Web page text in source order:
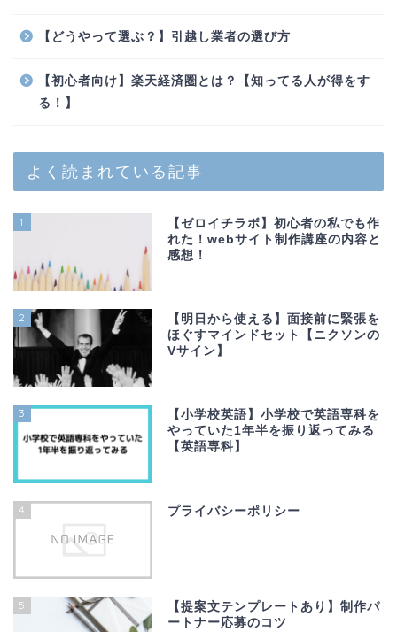
【どうやって選ぶ？】引越し業者の選び方
【初心者向け】楽天経済圏とは？【知ってる人が得をす
る！】
よく読まれている記事
1
【ゼロイチラボ】初心者の私でも作
れた！webサイト制作講座の内容と
感想！
2
【明日から使える】面接前に緊張を
ほぐすマインドセット【ニクソンの
Vサイン】
3
【小学校英語】小学校で英語専科を
やっていた1年半を振り返ってみる
【英語専科】
4 プライバシーポリシー
5
【提案文テンプレートあり】制作パ
ートナー応募のコツ